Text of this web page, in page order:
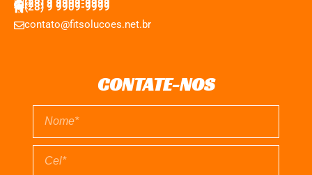
(28) 9 9909-9999
(28) 9 9909-9999
contato@fitsolucoes.net.br
CONTATE-NOS